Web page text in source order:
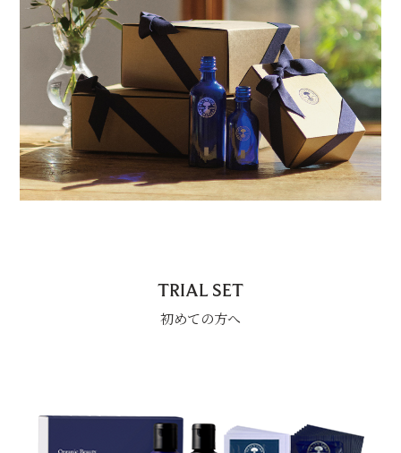
TRIAL SET
初めての方へ